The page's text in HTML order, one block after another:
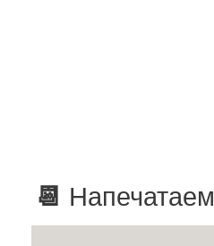
📆 Напечатаем